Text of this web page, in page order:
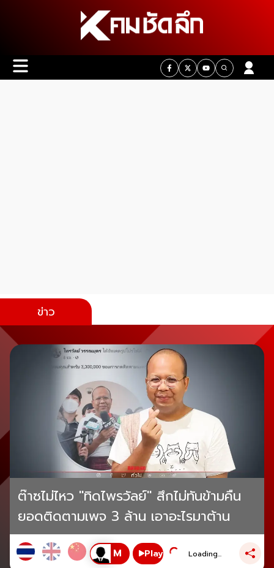
ข่าว
ต๊าซไม่ไหว "ทิดไพรวัลย์" สึกไม่ทันข้ามคืน
ยอดติดตามเพจ 3 ล้าน เอาอะไรมาต้าน
Play Loading...